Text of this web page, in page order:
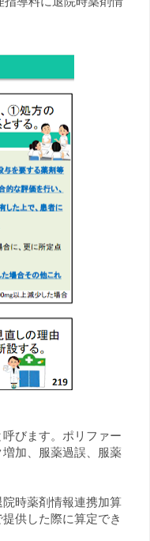
びます。ポリファー
加、服薬過誤、服薬
時薬剤情報連携加算
供した際に算定でき